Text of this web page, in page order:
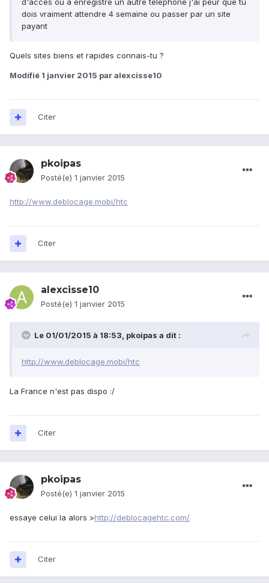
d'acces ou a enregistré un autre telephone j'ai peur que tu
dois vraiment attendre 4 semaine ou passer par un site
payant
Quels sites biens et rapides connais-tu ?
Modifié 1 janvier 2015 par alexcisse10
Citer
pkoipas
Posté(e) 1 janvier 2015
http://www.deblocage.mobi/htc
Citer
alexcisse10
Posté(e) 1 janvier 2015
Le 01/01/2015 à 18:53, pkoipas a dit :
http://www.deblocage.mobi/htc
La France n'est pas dispo :/
Citer
pkoipas
Posté(e) 1 janvier 2015
essaye celui la alors >http://deblocagehtc.com/
Citer